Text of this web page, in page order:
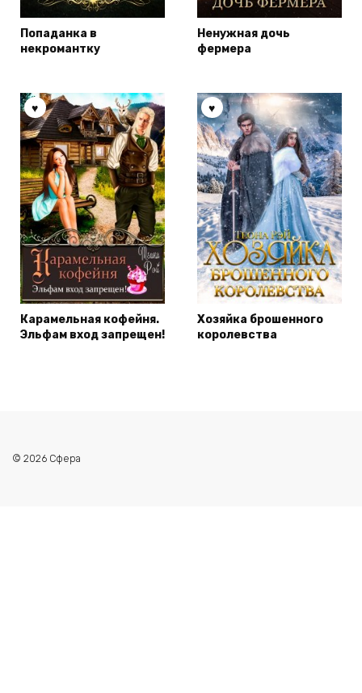
Попаданка в
некромантку
Ненужная дочь
фермера
Карамельная кофейня.
Эльфам вход запрещен!
Хозяйка брошенного
королевства
© 2026 Сфера